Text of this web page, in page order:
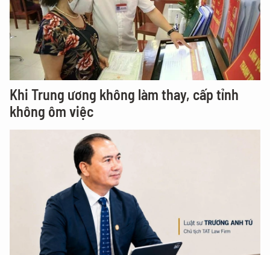
Khi Trung ương không làm thay, cấp tỉnh
không ôm việc